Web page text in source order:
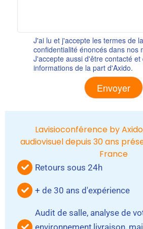
J'ai lu et j'accepte les termes de
confidentialité énoncés dans nos
J'accepte aussi d'être contacté
informations de la part d'Axido.
Lavisioconférence by
audiovisuel depuis 30 ans
France
Retours sous 24h
+ de 30 ans d'expérience
Audit de salle, analyse de
environnement,livraison,